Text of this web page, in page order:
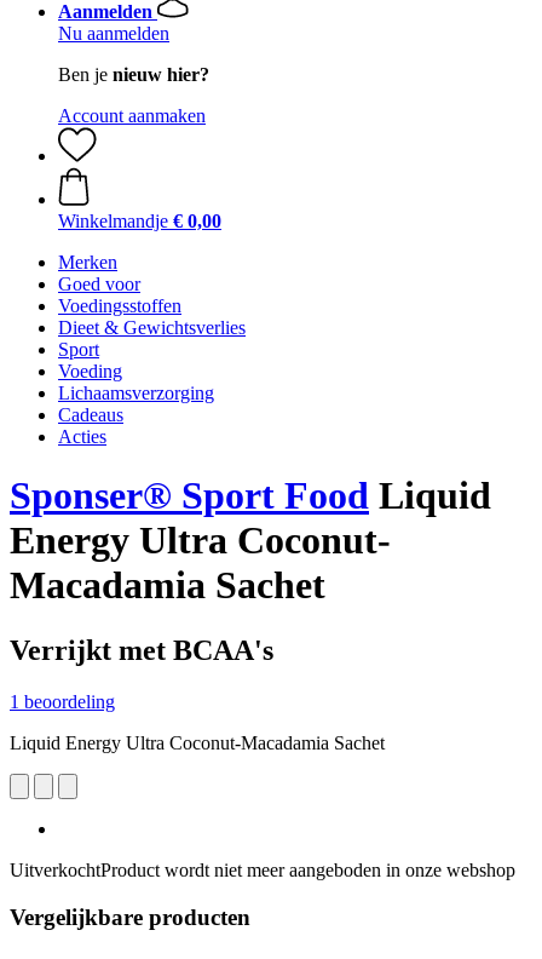
Aanmelden
Nu aanmelden
Ben je nieuw hier?
Account aanmaken
Winkelmandje € 0,00
Merken
Goed voor
Voedingsstoffen
Dieet & Gewichtsverlies
Sport
Voeding
Lichaamsverzorging
Cadeaus
Acties
Sponser® Sport Food Liquid
Energy Ultra Coconut-
Macadamia Sachet
Verrijkt met BCAA's
1 beoordeling
Liquid Energy Ultra Coconut-Macadamia Sachet
UitverkochtProduct wordt niet meer aangeboden in onze webshop
Vergelijkbare producten